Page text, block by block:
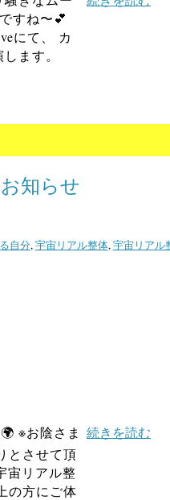
すね〜💕
にて、 カ
ます。
知らせ
自分,宇宙リアル整体,宇宙リアル
※お陰さま
とさせて頂
宙リアル整
の方にご体
続きを読む